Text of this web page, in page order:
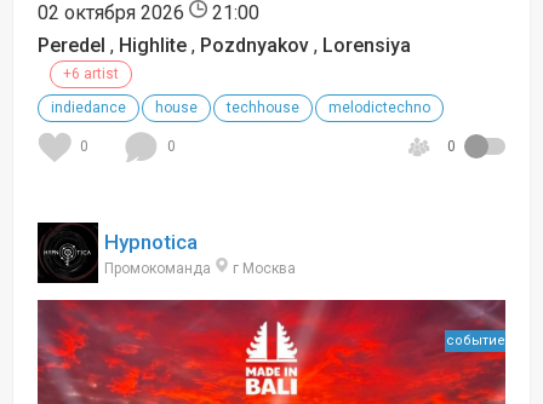
02 октября 2026
21:00
Peredel , Highlite , Pozdnyakov , Lorensiya
+6 artist
indiedance
house techhouse melodictechno
0 0 0
Hypnotica
Промокоманда г Москва
событие